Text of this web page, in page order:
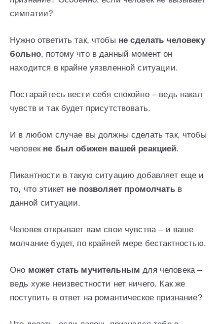
симпатии?
Нужно ответить так, чтобы не сделать человеку
больно, потому что в данный момент он
находится в крайне уязвленной ситуации.
Постарайтесь вести себя спокойно – ведь накал
чувств и так будет присутствовать.
И в любом случае вы должны сделать так, чтобы
человек не был обижен вашей реакцией.
Пикантности в такую ситуацию добавляет еще и
то, что этикет не позволяет промолчатьв
данной ситуации.
Человек открывает вам свои чувства – и ваше
молчание будет, по крайней мере бестактностью.
Оно может стать мучительным для человека –
ведь хуже неизвестности нет ничего. Как же
поступить в ответ на романтическое признание?